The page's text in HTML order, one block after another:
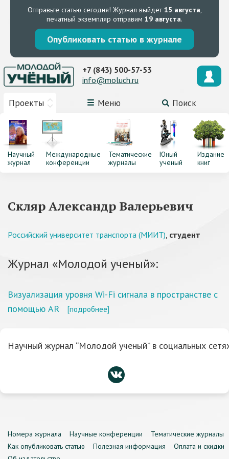
Отправьте статью сегодня! Журнал выйдет15 августа,
печатный экземпляр отправим 19 августа.
Опубликовать статью в журнале
Проекты Меню Поиск
+7 (843) 500-57-53
info@moluch.ru
Научный
журнал
Международные
конференции
Тематические
журналы
Юный
ученый
Издание
книг
Скляр Александр Валерьевич
Российский университет транспорта (МИИТ), студент
Журнал «Молодой ученый»:
Визуализация уровня Wi-Fi сигнала в пространстве с
помощью AR
[подробнее]
Научный журнал “Молодой ученый” в социальных
Номера журнала Научные конференции
Тематические журналы
Как опубликовать статью
Полезная информация
Оплата и скидки